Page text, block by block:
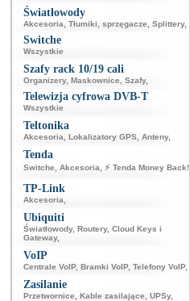
Światłowody
Akcesoria Tłumiki, sprzęgacze Splittery,
Switche
Wszystkie
Szafy rack 10/19 cali
Organizery, Maskownice Szafy,
Telewizja cyfrowa DVB-T
Wszystkie
Teltonika
Akcesoria Lokalizatory GPS Anteny,
Tenda
Switche Akcesoria ⚡ Tenda Money Back!
TP-Link
Akcesoria
Ubiquiti
Światłowody, Routery, Cloud Keys i
Gateway,
VoIP
Centrale VoIP, Bramki VoIP, Telefony VoIP,
Zasilanie
Przetwornice Kable zasilające UPSy,